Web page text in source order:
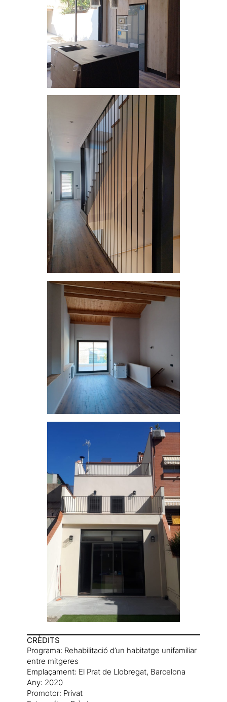
CRÈDITS
Programa: Rehabilitació d’un habitatge unifamiliar
entre mitgeres
Emplaçament: El Prat de Llobregat, Barcelona
Any: 2020
Promotor: Privat